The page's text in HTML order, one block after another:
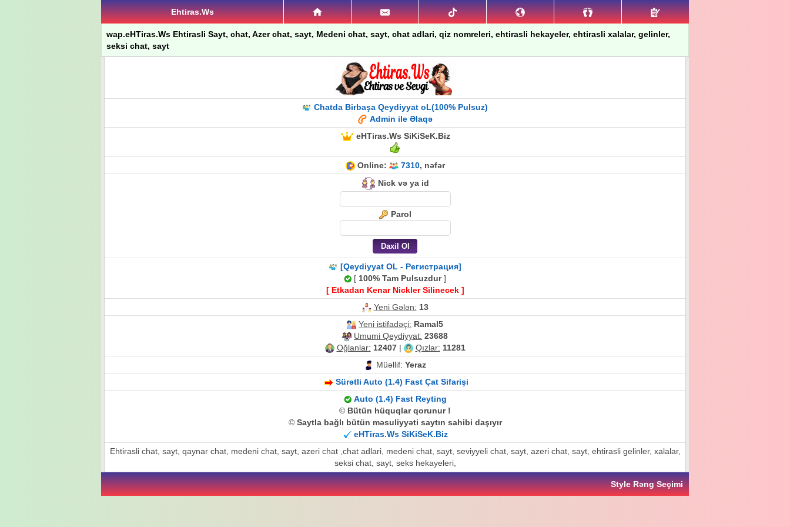
Ehtiras.Ws
wap.eHTiras.Ws Ehtirasli Sayt, chat, Azer chat, sayt, Medeni chat, sayt, chat adlari, qiz nomreleri, ehtirasli hekayeler, ehtirasli xalalar, gelinler,
seksi chat, sayt
Chatda Birbaşa Qeydiyyat oL(100% Pulsuz)
Admin ile Əlaqə
eHTiras.Ws SiKiSeK.Biz
Online: 7310, nəfər
Nick və ya id
Parol
[Qeydiyyat OL - Регистрация]
[ 100% Tam Pulsuzdur]
[ Etkadan Kenar Nickler Silinecek ]
Yeni Gələn: 13
Yeni istifadəçi: Ramal5
Umumi Qeydiyyat: 23688
Oğlanlar: 12407| Qızlar: 11281
Müəllif: Yeraz
Sürətli Auto (1.4) Fast Çat Sifarişi
Auto (1.4) Fast Reyting
© Bütün hüquqlar qorunur !
© Saytla bağlı bütün məsuliyyəti saytın sahibi daşıyır
eHTiras.Ws SiKiSeK.Biz
Ehtirasli chat, sayt, qaynar chat, medeni chat, sayt, azeri chat ,chat adlari, medeni chat, sayt, seviyyeli chat, sayt, azeri chat, sayt, ehtirasli gelinler, xalalar,
seksi chat, sayt, seks hekayeleri,
Style Rəng Seçimi